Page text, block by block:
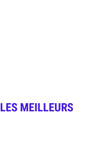
LES MEILLEURS